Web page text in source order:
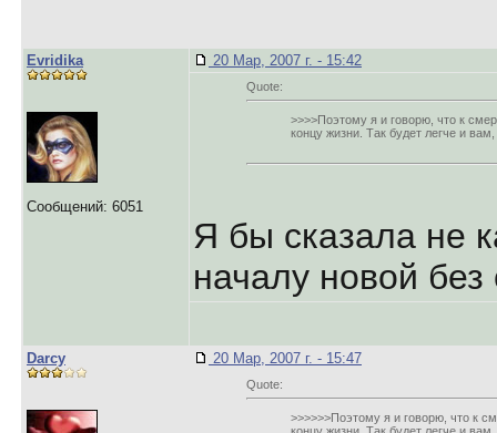
Evridika
Сообщений: 6051
20 Мар, 2007 г. - 15:42
Quote:
>>>>Поэтому я и говорю, что к
концу жизни. Так будет легче и
Я бы сказала не
началу новой
Darcy 20 Мар, 2007 г. - 15:47
Quote:
>>>>>>Поэтому я и говорю, что к